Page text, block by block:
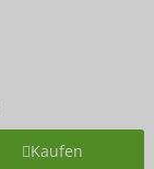
Kaufen